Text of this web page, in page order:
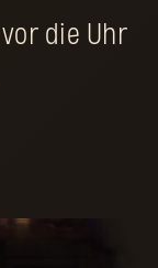
die Uhr